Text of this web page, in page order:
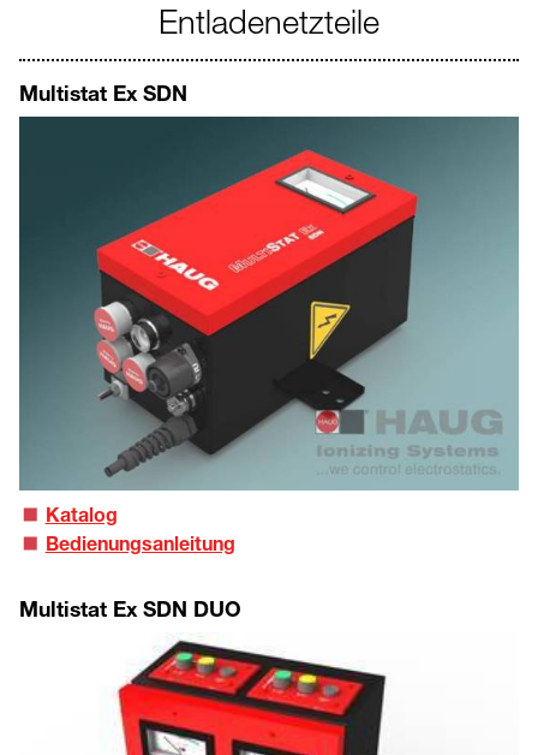
Entladenetzteile
Multistat Ex SDN
Katalog
Bedienungsanleitung
Multistat Ex SDN DUO